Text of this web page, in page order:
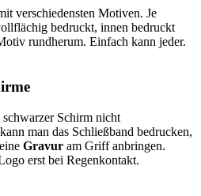
verschiedensten Motiven. Je
bedruckt, innen bedruckt
rundherum. Einfach kann jeder.
Schirm nicht
man das Schließband bedrucken,
Gravur am Griff anbringen.
erst bei Regenkontakt.